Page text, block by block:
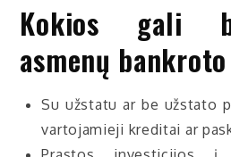
Kokios gali
asmenų
Su užstatu ar be užstato
vartojamieji kreditai ar